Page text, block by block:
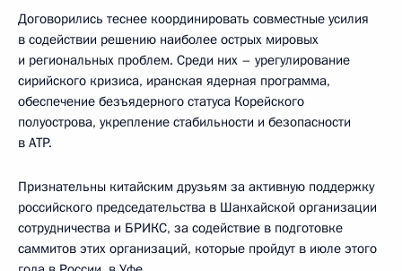
Договорились теснее координировать совместные усилия
в содействии решению наиболее острых мировых
и региональных проблем. Среди них – урегулирование
сирийского кризиса, иранская ядерная программа,
обеспечение безъядерного статуса Корейского
полуострова, укрепление стабильности и безопасности
в АТР.
Признательны китайским друзьям за активную поддержку
российского председательства в Шанхайской организации
сотрудничества и БРИКС, за содействие в подготовке
саммитов этих организаций, которые пройдут в июле этого